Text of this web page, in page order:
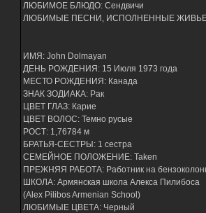
ЛЮБИМОЕ БЛЮДО: Сендвичи
ЛЮБИМЫЕ ПЕСНИ, ИСПОЛНЕННЫЕ
ИМЯ: John Dolmayan
ДЕНЬ РОЖДЕНИЯ: 15 Июля 1973 года
МЕСТО РОЖДЕНИЯ: Канада
ЗНАК ЗОДИАКА: Рак
ЦВЕТ ГЛАЗ: Карие
ЦВЕТ ВОЛОС: Темно русые
РОСТ: 1,76784 м
БРАТЬЯ-СЕСТРЫ: 1 сестра
СЕМЕЙНОЕ ПОЛОЖЕНИЕ: Taken
ПРЕЖНЯЯ РАБОТА: Работник на
ШКОЛА: Армянская школа Алекса Пилибоса
(Alex Pilibos Armenian School)
ЛЮБИМЫЕ ЦВЕТА: Черный